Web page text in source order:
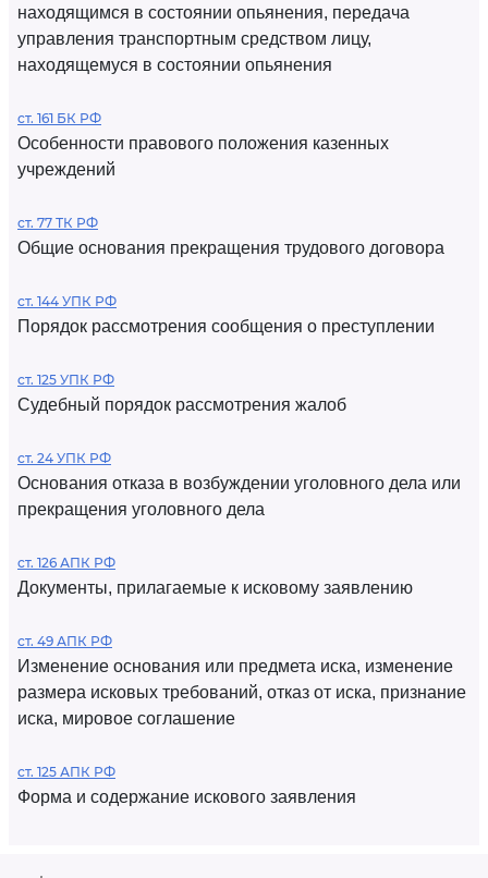
находящимся в состоянии опьянения, передача
управления транспортным средством лицу,
находящемуся в состоянии опьянения
ст. 161 БК РФ
Особенности правового положения казенных
учреждений
ст. 77 ТК РФ
Общие основания прекращения трудового договора
ст. 144 УПК РФ
Порядок рассмотрения сообщения о преступлении
ст. 125 УПК РФ
Судебный порядок рассмотрения жалоб
ст. 24 УПК РФ
Основания отказа в возбуждении уголовного дела или
прекращения уголовного дела
ст. 126 АПК РФ
Документы, прилагаемые к исковому заявлению
ст. 49 АПК РФ
Изменение основания или предмета иска, изменение
размера исковых требований, отказ от иска, признание
иска, мировое соглашение
ст. 125 АПК РФ
Форма и содержание искового заявления